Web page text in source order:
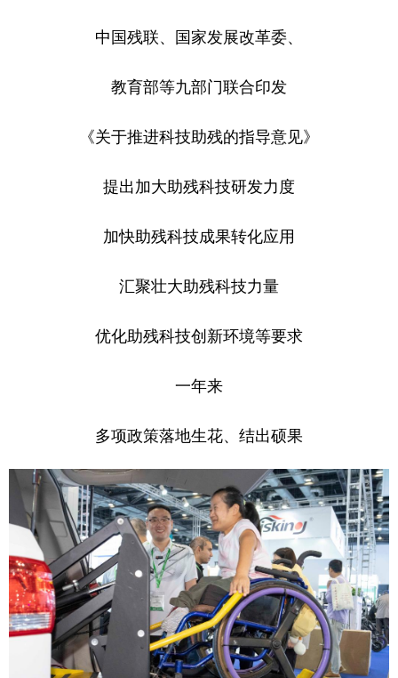
中国残联、国家发展改革委、
教育部等九部门联合印发
《关于推进科技助残的指导意见》
提出加大助残科技研发力度
加快助残科技成果转化应用
汇聚壮大助残科技力量
优化助残科技创新环境等要求
一年来
多项政策落地生花、结出硕果